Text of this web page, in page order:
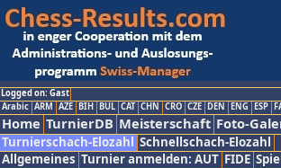
Logged on: Gast
Arabic ARM AZE BIH BUL CAT CHN CRO CZE DEN ENG ESP
Home TurnierDB Meisterschaft Foto-
Turnierschach-Elozahl Schnellschach-Elozahl
Allgemeines Turnier anmelden: AUT FIDE